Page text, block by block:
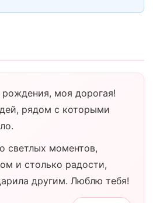
моя дорогая!
рядом с которыми
светлых моментов,
и столько радости,
другим. Люблю тебя!